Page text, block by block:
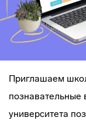
Приглашаем
познавательные
университета